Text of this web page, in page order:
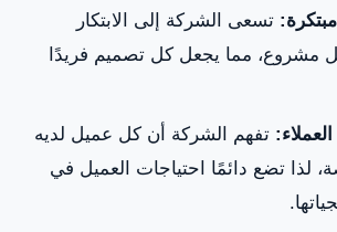
تسعى الشركة إلى الابتكار
مشروع، مما يجعل كل تصميم فريدًا
تفهم الشركة أن كل عميل لديه
لذا تضع دائمًا احتياجات العميل في